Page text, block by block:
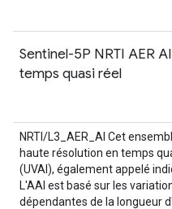
Sentinel-5P NRTI AER
temps quasi réel
NRTI/L3_AER_AI Cet
haute résolution en temps
(UVAI), également appelé
L'AAI est basé sur les
dépendantes de la longueur